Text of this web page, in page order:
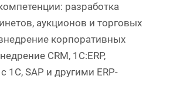
разработка
аукционов и торговых
корпоративных
CRM, 1С:ERP,
1С, SAP и другими ERP-